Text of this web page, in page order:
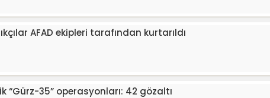
AFAD ekipleri tarafından kurtarıldı
“Gürz-35” operasyonları: 42 gözaltı